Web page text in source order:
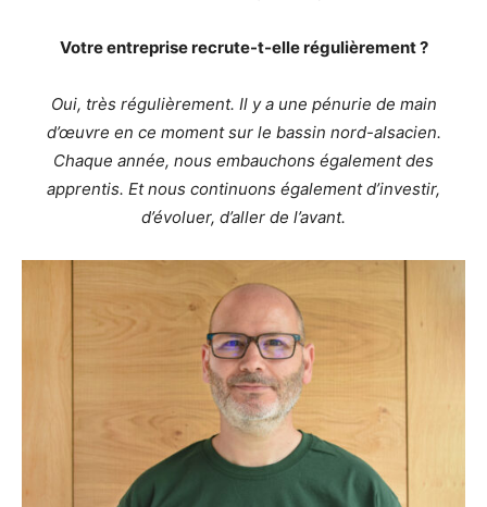
Votre entreprise recrute-t-elle régulièrement ?
Oui, très régulièrement. Il y a une pénurie de main
d’œuvre en ce moment sur le bassin nord-alsacien.
Chaque année, nous embauchons également des
apprentis. Et nous continuons également d’investir,
d’évoluer, d’aller de l’avant.